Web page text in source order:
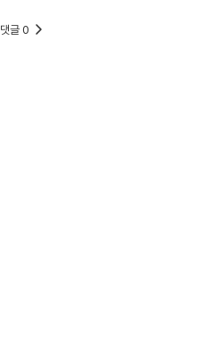
댓글0